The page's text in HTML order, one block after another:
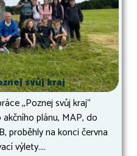
svůj kraj
,,Poznej svůj kraj“
plánu, MAP, do
proběhly na konci června
výlety....